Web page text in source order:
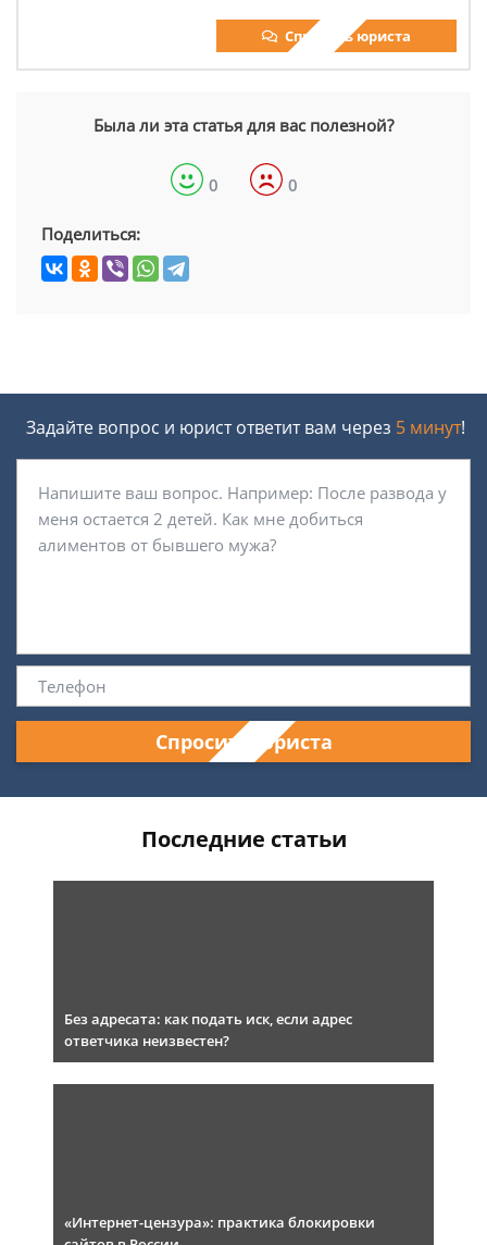
Спросить юриста
Была ли эта статья для вас полезной?
0 0
Поделиться:
Задайте вопрос и юрист ответит вам через 5 минут!
Спросить юриста
Последние статьи
Без адресата: как подать иск, если адрес
ответчика неизвестен?
«Интернет-цензура»: практика блокировки